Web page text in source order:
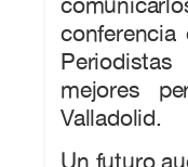
mejores
Valladolid.
Un futuro